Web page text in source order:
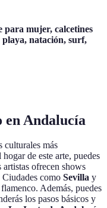
para mujer, calcetines
playa, natación, surf,
en Andalucía
culturales más
de este arte, puedes
artistas ofrecen shows
como Sevilla y
Además, puedes
los pasos básicos y